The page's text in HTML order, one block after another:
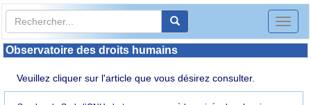
Toggle
Observatoire des droits humains
Veuillez cliquer sur l'article que vous désirez consulter.